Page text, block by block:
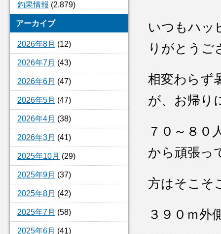
釣果情報 (2,879)
アーカイブ
2026年8月 (12)
2026年7月 (43)
2026年6月 (47)
2026年5月 (47)
2026年4月 (38)
2026年3月 (41)
2025年10月 (29)
2025年9月 (37)
2025年8月 (42)
2025年7月 (58)
2025年6月 (41)
いつもハッ
りがとうご
相変わらず
が、お帰り
７０～８０
から頑張っ
方はそこそ
３９０ｍ